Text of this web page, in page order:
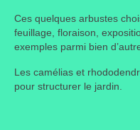
Ces quelques arbustes
feuillage, floraison,
exemples parmi bien
Les camélias et
pour structurer le jardin.